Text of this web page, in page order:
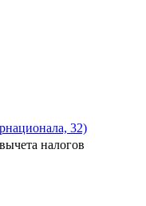
32)
налогов